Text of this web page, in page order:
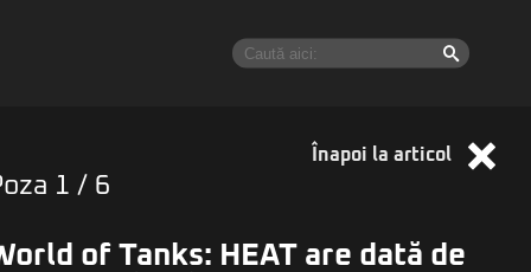
Înapoi la articol
1 / 6
of Tanks: HEAT are dată de